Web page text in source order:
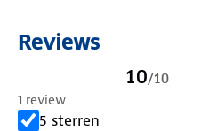
Reviews
10/10
1 review
5 sterren